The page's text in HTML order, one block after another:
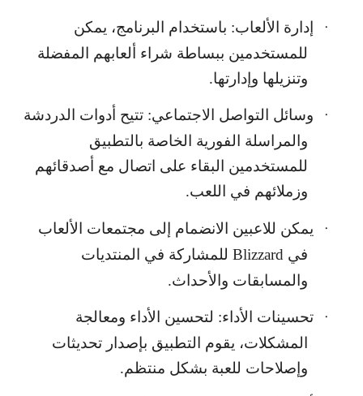
·
إدارة الألعاب: باستخدام البرنامج، يمكن
للمستخدمين ببساطة شراء ألعابهم المفضلة
وتنزيلها وإدارتها.
·
وسائل التواصل الاجتماعي: تتيح أدوات الدردشة
والمراسلة الفورية الخاصة بالتطبيق
للمستخدمين البقاء على اتصال مع أصدقائهم
وزملائهم في اللعب.
·
يمكن للاعبين الانضمام إلى مجتمعات الألعاب
في Blizzard للمشاركة في المنتديات
والمسابقات والأحداث.
·
تحسينات الأداء: لتحسين الأداء ومعالجة
المشكلات، يقوم التطبيق بإصدار تحديثات
وإصلاحات للعبة بشكل منتظم.